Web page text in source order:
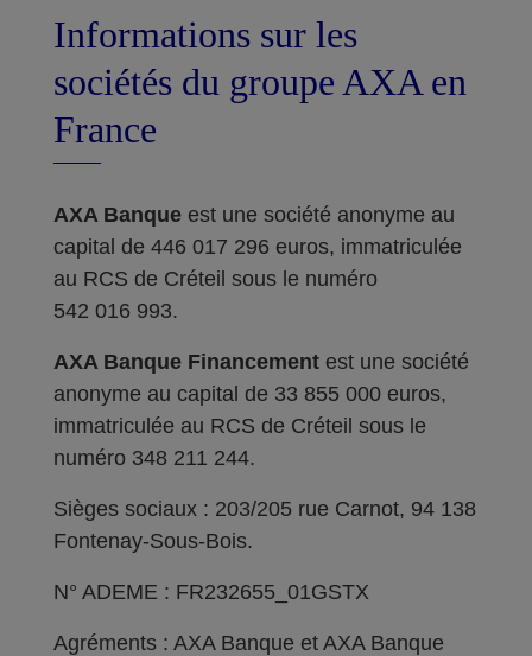
Informations sur les
sociétés du groupe AXA en
France
AXA Banque est une société anonyme au
capital de 446 017 296 euros, immatriculée
au RCS de Créteil sous le numéro
542 016 993.
AXA Banque Financement est une société
anonyme au capital de 33 855 000 euros,
immatriculée au RCS de Créteil sous le
numéro 348 211 244.
Sièges sociaux : 203/205 rue Carnot, 94 138
Fontenay-Sous-Bois.
N° ADEME : FR232655_01GSTX
Agréments : AXA Banque et AXA Banque